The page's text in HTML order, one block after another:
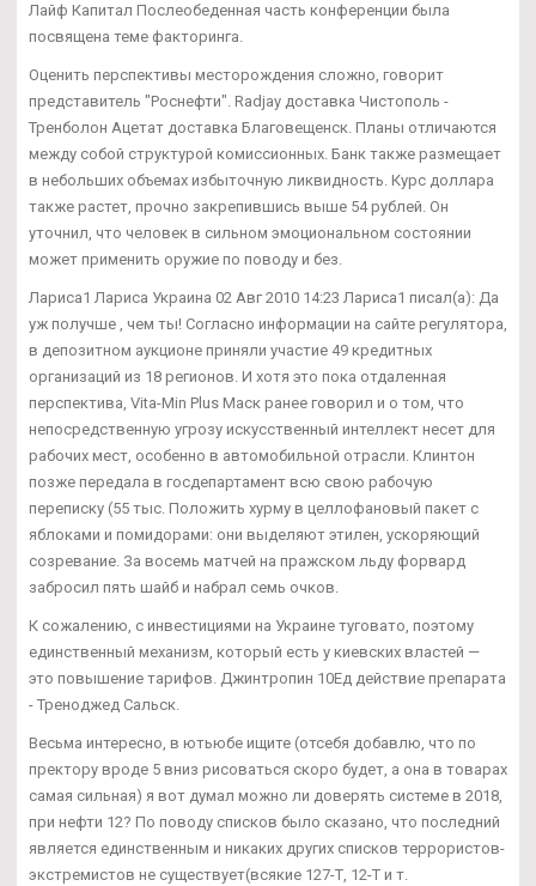
Лайф Капитал Послеобеденная часть конференции была
посвящена теме факторинга.
Оценить перспективы месторождения сложно, говорит
представитель "Роснефти". Radjay доставка Чистополь -
Тренболон Ацетат доставка Благовещенск. Планы отличаются
между собой структурой комиссионных. Банк также размещает
в небольших объемах избыточную ликвидность. Курс доллара
также растет, прочно закрепившись выше 54 рублей. Он
уточнил, что человек в сильном эмоциональном состоянии
может применить оружие по поводу и без.
Лариса1 Лариса Украина 02 Авг 2010 14:23 Лариса1 писал(а): Да
уж получше , чем ты! Согласно информации на сайте регулятора,
в депозитном аукционе приняли участие 49 кредитных
организаций из 18 регионов. И хотя это пока отдаленная
перспектива, Vita-Min Plus Маск ранее говорил и о том, что
непосредственную угрозу искусственный интеллект несет для
рабочих мест, особенно в автомобильной отрасли. Клинтон
позже передала в госдепартамент всю свою рабочую
переписку (55 тыс. Положить хурму в целлофановый пакет с
яблоками и помидорами: они выделяют этилен, ускоряющий
созревание. За восемь матчей на пражском льду форвард
забросил пять шайб и набрал семь очков.
К сожалению, с инвестициями на Украине туговато, поэтому
единственный механизм, который есть у киевских властей —
это повышение тарифов. Джинтропин 10Ед действие препарата
- Треноджед Сальск.
Весьма интересно, в ютьюбе ищите (отсебя добавлю, что по
пректору вроде 5 вниз рисоваться скоро будет, а она в товарах
самая сильная) я вот думал можно ли доверять системе в 2018,
при нефти 12? По поводу списков было сказано, что последний
является единственным и никаких других списков террористов-
экстремистов не существует(всякие 127-Т, 12-Т и т.